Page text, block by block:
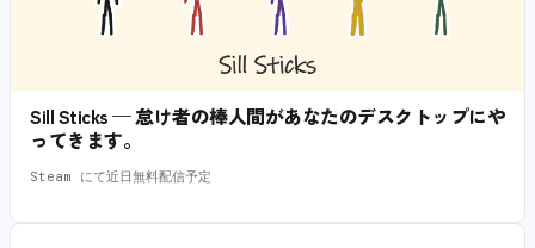
Sill Sticks — 怠け者の棒人間があなたのデスクトップにや
ってきます。
Steam にて近日無料配信予定